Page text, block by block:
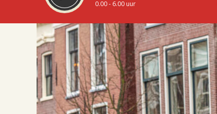
0.00 - 6.00 uur
19.00
Inklappen